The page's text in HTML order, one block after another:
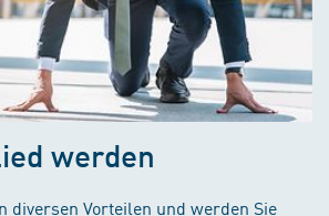
werden
diversen Vorteilen und werden Sie